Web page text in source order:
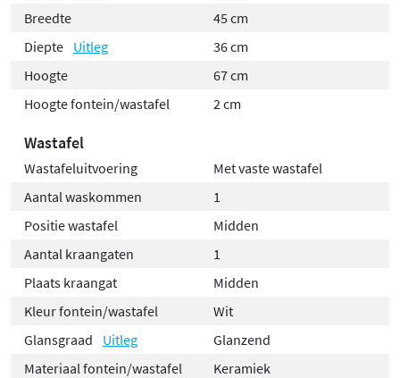
Breedte
45 cm
Diepte Uitleg
36 cm
Hoogte
67 cm
Hoogte fontein/wastafel
2 cm
Wastafel
Wastafeluitvoering
Met vaste wastafel
Aantal waskommen
1
Positie wastafel
Midden
Aantal kraangaten
1
Plaats kraangat
Midden
Kleur fontein/wastafel
Wit
Glansgraad
Uitleg
Glanzend
Materiaal fontein/wastafel
Keramiek